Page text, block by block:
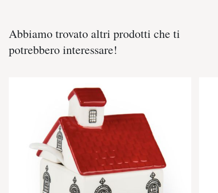
Abbiamo trovato altri prodotti che ti
potrebbero interessare!